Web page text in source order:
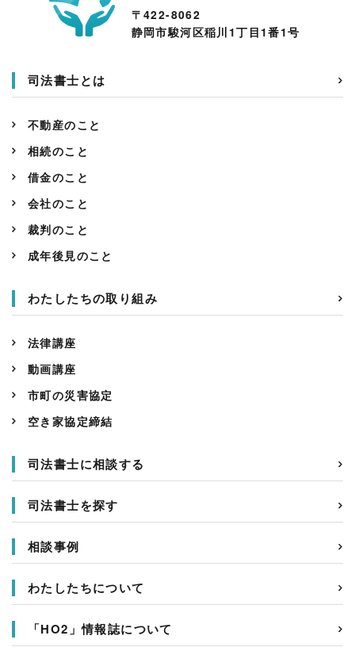
〒422-8062
静岡市駿河区稲川1丁目1番1号
司法書士とは
不動産のこと
相続のこと
借金のこと
会社のこと
裁判のこと
成年後見のこと
わたしたちの取り組み
法律講座
動画講座
市町の災害協定
空き家協定締結
司法書士に相談する
司法書士を探す
相談事例
わたしたちについて
「HO2」情報誌について